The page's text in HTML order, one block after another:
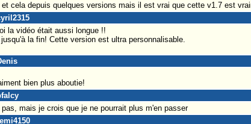
cela depuis quelques versions mais il est vrai que cette v1.7 est
la vidéo était aussi longue !!
la fin! Cette version est ultra personnalisable.
bien plus aboutie!
mais je crois que je ne pourrait plus m'en passer